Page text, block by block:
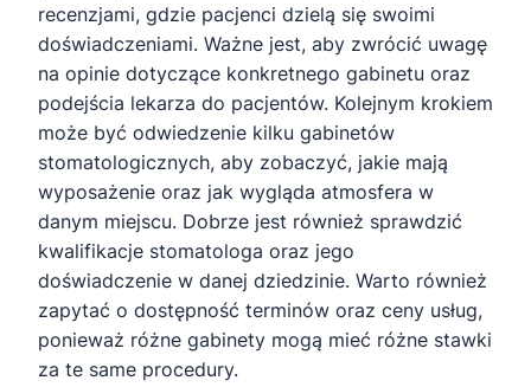
recenzjami, gdzie pacjenci dzielą się swoimi
doświadczeniami. Ważne jest, aby zwrócić uwagę
na opinie dotyczące konkretnego gabinetu oraz
podejścia lekarza do pacjentów. Kolejnym krokiem
może być odwiedzenie kilku gabinetów
stomatologicznych, aby zobaczyć, jakie mają
wyposażenie oraz jak wygląda atmosfera w
danym miejscu. Dobrze jest również sprawdzić
kwalifikacje stomatologa oraz jego
doświadczenie w danej dziedzinie. Warto również
zapytać o dostępność terminów oraz ceny usług,
ponieważ różne gabinety mogą mieć różne stawki
za te same procedury.